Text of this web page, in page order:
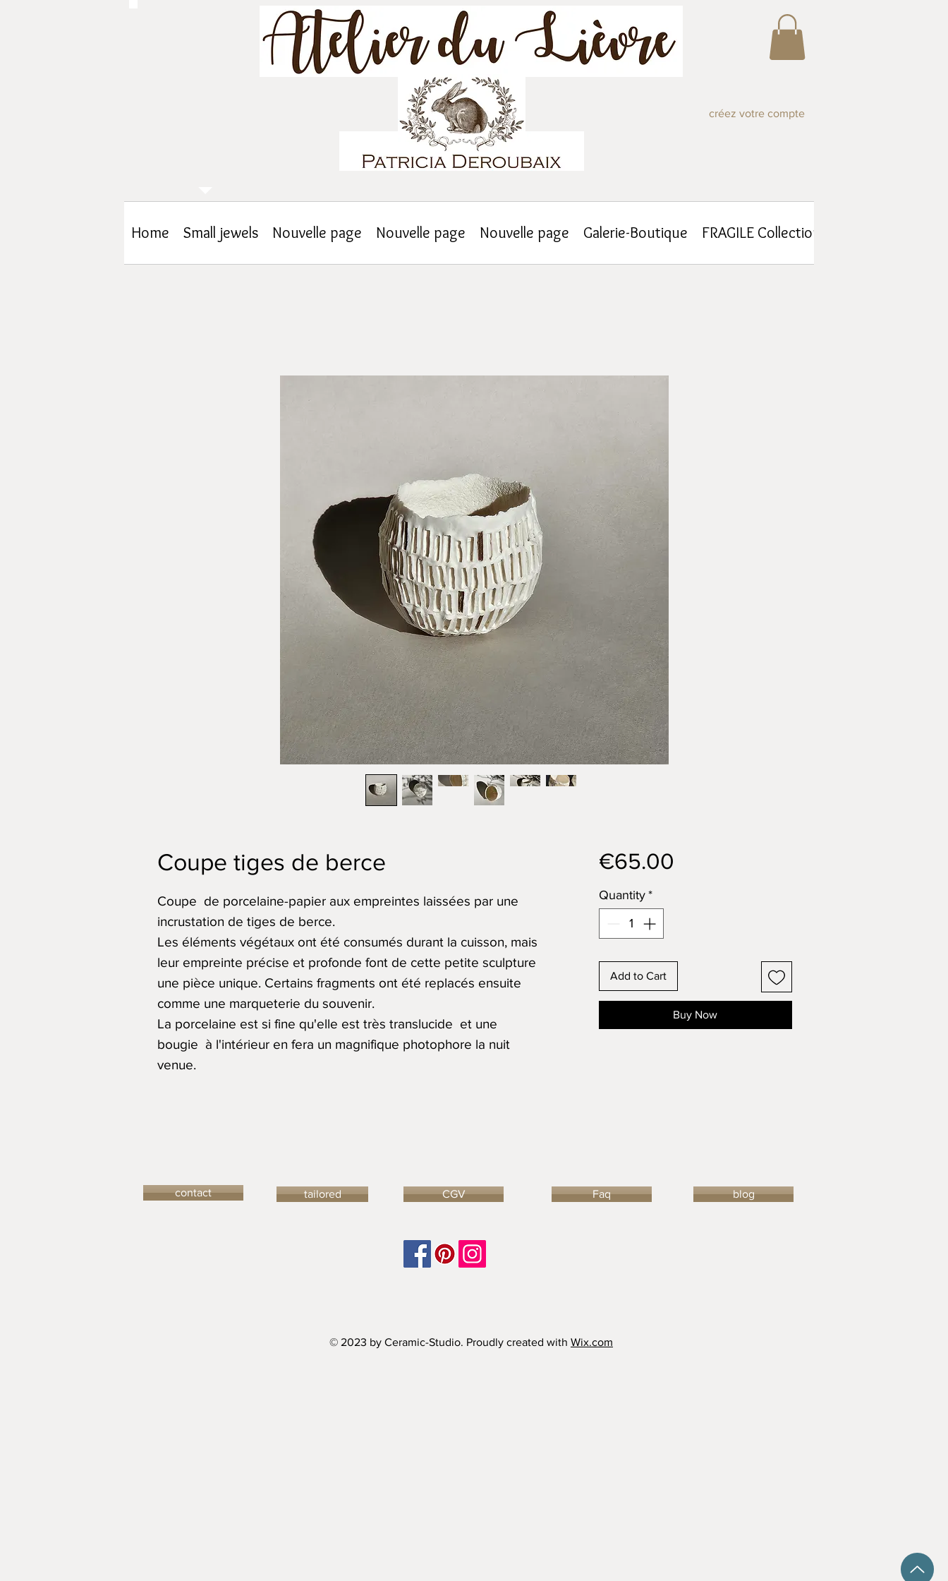
créez votre compte
Home Small jewels Nouvelle page Nouvelle page Nouvelle page Galerie-Boutique FRAGILE Collections
Coupe tiges de berce
Coupe de porcelaine-papier aux empreintes laissées par une
incrustation de tiges de berce.
Les éléments végétaux ont été consumés durant la cuisson, mais
leur empreinte précise et profonde font de cette petite sculpture
une pièce unique. Certains fragments ont été replacés ensuite
comme une marqueterie du souvenir.
La porcelaine est si fine qu'elle est très translucide et une
bougie à l'intérieur en fera un magnifique photophore la nuit
venue.
€65.00
Quantity *
Add to Cart
Buy Now
contact tailored CGV Faq blog
© 2023 by Ceramic-Studio. Proudly created with Wix.com